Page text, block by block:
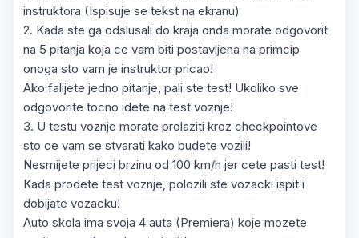
instruktora (Ispisuje se tekst na ekranu)
2. Kada ste ga odslusali do kraja onda morate odgovorit
na 5 pitanja koja ce vam biti postavljena na primcip
onoga sto vam je instruktor pricao!
Ako falijete jedno pitanje, pali ste test! Ukoliko sve
odgovorite tocno idete na test voznje!
3. U testu voznje morate prolaziti kroz checkpointove
sto ce vam se stvarati kako budete vozili!
Nesmijete prijeci brzinu od 100 km/h jer cete pasti test!
Kada prodete test voznje, polozili ste vozacki ispit i
dobijate vozacku!
Auto skola ima svoja 4 auta (Premiera) koje mozete